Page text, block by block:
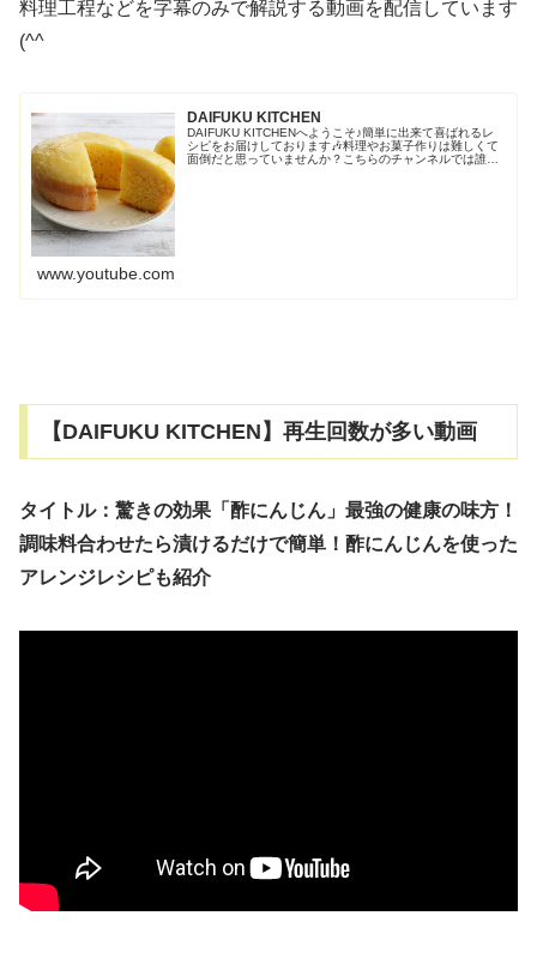
料理工程などを字幕のみで解説する動画を配信しています
(^^ゞ
DAIFUKU KITCHEN
DAIFUKU KITCHENへようこそ♪簡単に出来て喜ばれるレ
シピをお届けしております🎶料理やお菓子作りは難しくて
面倒だと思っていませんか？こちらのチャンネルでは誰で
www.youtube.com
【DAIFUKU KITCHEN】再生回数が多い動画
タイトル：驚きの効果「酢にんじん」最強の健康の味方！
調味料合わせたら漬けるだけで簡単！酢にんじんを使った
アレンジレシピも紹介